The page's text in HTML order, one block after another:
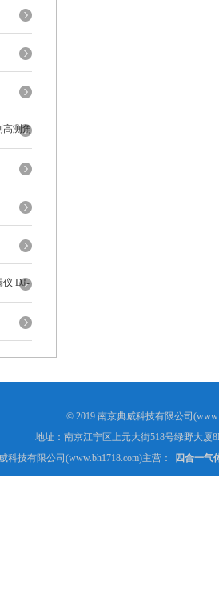
高测角
仪 DJ-
© 2019 南京典威科技有限公司
地址：南京江宁区上元大街518号绿野大厦
科技有限公司(www.bh1718.com)主营：
四合一气